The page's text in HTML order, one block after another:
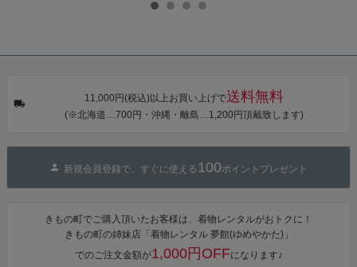
タン・夜の葉
カシュクール
ワンピース 簡
単着付け 大人
びあげ 和装 着
【メール便不
【メール便不
【メール便不
11,000円(税込)以上お買い上げで送料無料
(※北海道…700円・沖縄・離島…1,200円頂戴致します)
新規会員登録で、すぐに使える 100ポイントプレゼント
きもの町でご購入頂いたお客様は、着物レンタルがおトクに！
きもの町の姉妹店「着物レンタル 夢館(ゆめやかた)」
でのご注文金額が1,000円OFFになります♪